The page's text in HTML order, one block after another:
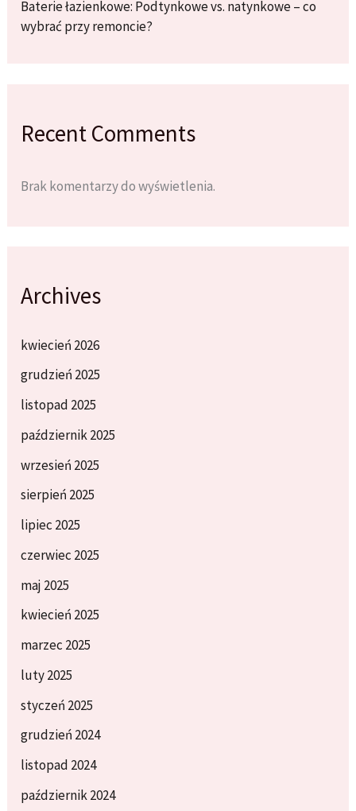
Baterie łazienkowe: Podtynkowe vs. natynkowe – co
wybrać przy remoncie?
Recent Comments
Brak komentarzy do wyświetlenia.
Archives
kwiecień 2026
grudzień 2025
listopad 2025
październik 2025
wrzesień 2025
sierpień 2025
lipiec 2025
czerwiec 2025
maj 2025
kwiecień 2025
marzec 2025
luty 2025
styczeń 2025
grudzień 2024
listopad 2024
październik 2024